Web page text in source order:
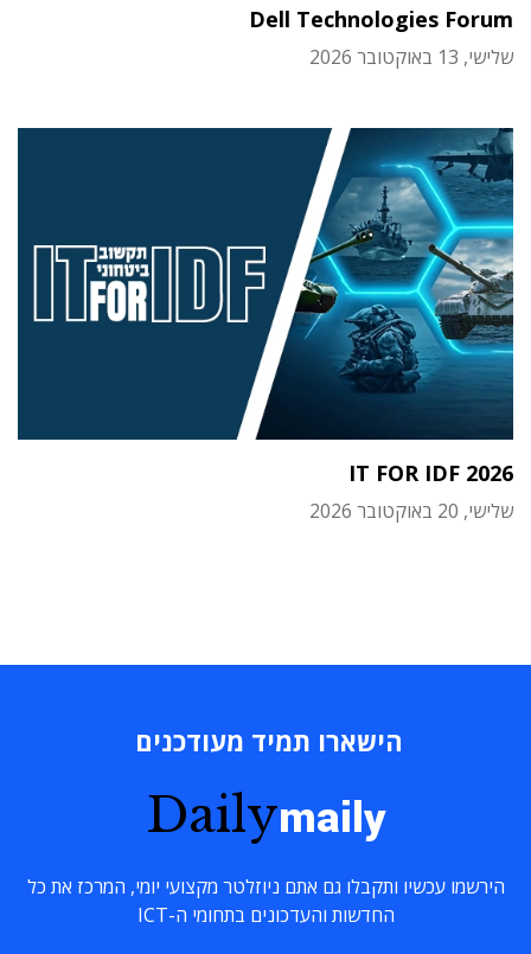
Dell Technologies Forum
שלישי, 13 באוקטובר 2026
IT FOR IDF 2026
שלישי, 20 באוקטובר 2026
הישארו תמיד מעודכנים
Dailymaily
הירשמו עכשיו ותקבלו גם אתם ניוזלטר מקצועי יומי, המרכז את כל
החדשות והעדכונים בתחומי ה-ICT